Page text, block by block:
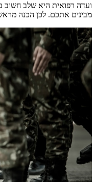
ועדה רפואית היא שלב חשוב
מבינים אתכם. לכן הכנה